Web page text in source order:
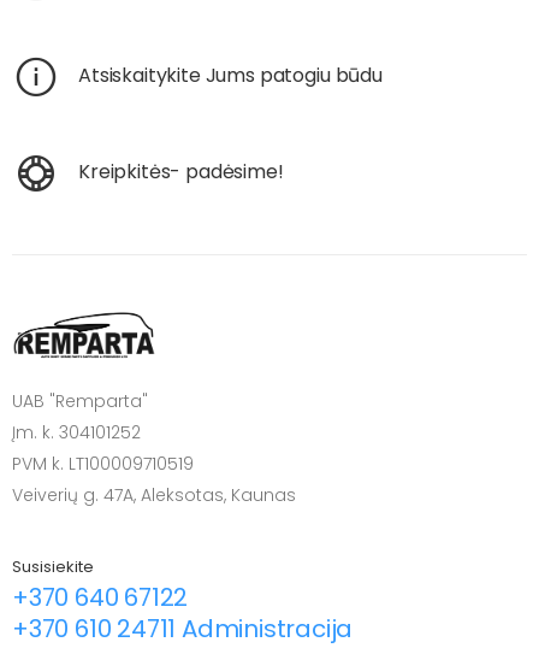
Atsiskaitykite Jums patogiu būdu
Kreipkitės- padėsime!
UAB "Remparta"
Įm. k. 304101252
PVM k. LT100009710519
Veiverių g. 47A, Aleksotas, Kaunas
Susisiekite
+370 640 67122
+370 610 24711 Administracija